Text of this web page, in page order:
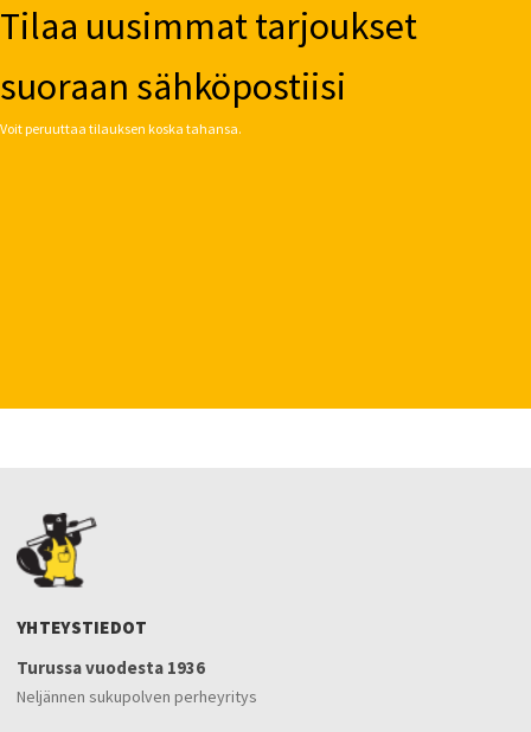
Tilaa uusimmat tarjoukset
suoraan sähköpostiisi
Voit peruuttaa tilauksen koska tahansa.
YHTEYSTIEDOT
Turussa vuodesta 1936
Neljännen sukupolven perheyritys